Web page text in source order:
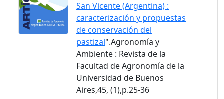
San Vicente (Argentina) :
caracterización y propuestas
de conservación del
pastizal".Agronomía y
Ambiente : Revista de la
Facultad de Agronomía de la
Universidad de Buenos
Aires,45, (1),p.25-36